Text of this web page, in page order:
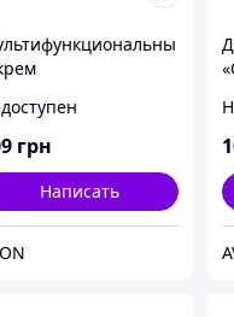
20 Avon, Эйвон,
грн
Написать